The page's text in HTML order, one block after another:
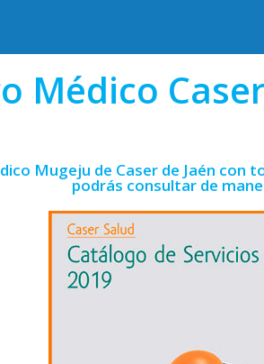
Médico
Mugeju de Caser de Jaén
podrás consultar de